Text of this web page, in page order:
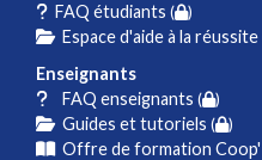
FAQ étudiants ( )
Espace d'aide à la réussite
Enseignants
FAQ enseignants ( )
Guides et tutoriels ( )
Offre de formation Coop'